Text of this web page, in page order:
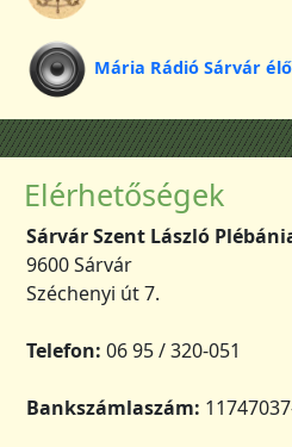
Mária Rádió Sárvár
Elérhetőségek
Sárvár Szent László
9600 Sárvár
Széchenyi út 7.
Telefon: 06 95 / 320-051
Bankszámlaszám: